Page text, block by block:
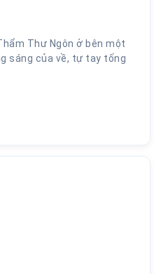
Thư Ngôn ở bên một
sáng của về, tự tay tống